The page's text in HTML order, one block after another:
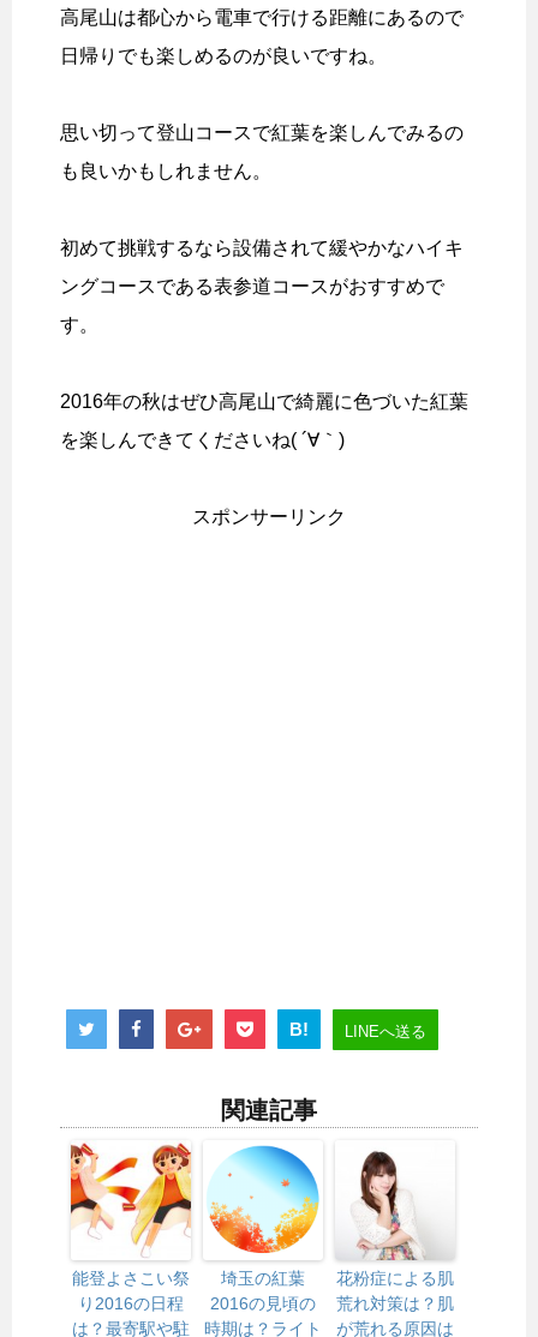
高尾山は都心から電車で行ける距離にあるので
日帰りでも楽しめるのが良いですね。
思い切って登山コースで紅葉を楽しんでみるの
も良いかもしれません。
初めて挑戦するなら設備されて緩やかなハイキ
ングコースである表参道コースがおすすめで
す。
2016年の秋はぜひ高尾山で綺麗に色づいた紅葉
を楽しんできてくださいね( ´∀｀)
スポンサーリンク
B! LINEへ送る
関連記事
能登よさこい祭
り2016の日程
は？最寄駅や駐
埼玉の紅葉
2016の見頃の
時期は？ライト
花粉症による肌
荒れ対策は？肌
が荒れる原因は